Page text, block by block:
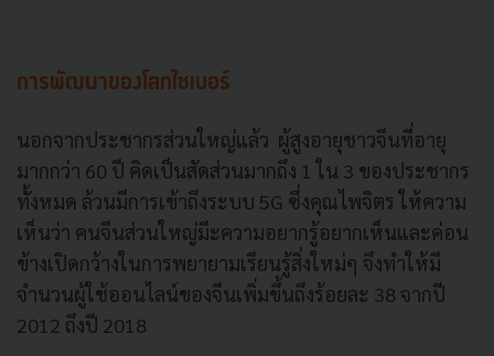
การพัฒนาของโลกไซเบอร์
นอกจากประชากรส่วนใหญ่แล้ว ผู้สูงอายุชาวจีนที่อายุ
มากกว่า 60 ปี คิดเป็นสัดส่วนมากถึง 1 ใน 3 ของประชากร
ทั้งหมด ล้วนมีการเข้าถึงระบบ 5G ซึ่งคุณไพจิตร ให้ความ
เห็นว่า คนจีนส่วนใหญ่มีะความอยากรู้อยากเห็นและค่อน
ข้างเปิดกว้างในการพยายามเรียนรู้สิ่งใหม่ๆ จึงทำให้มี
จำนวนผู้ใช้ออนไลน์ของจีนเพิ่มขึ้นถึงร้อยละ 38 จากปี
2012 ถึงปี 2018